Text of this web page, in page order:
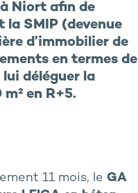
Niort afin de
la SMIP (devenue
d’immobilier de
en termes de
déléguer la
en R+5.
11 mois, le GA